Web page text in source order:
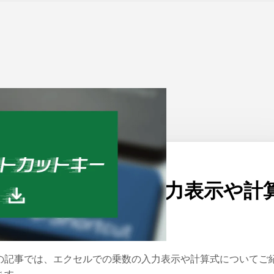
ム > Excel 公開日：2022/01/20
クセルで乗数の入力表示や計
について
記事では、エクセルでの乗数の入力表示や計算式についてご